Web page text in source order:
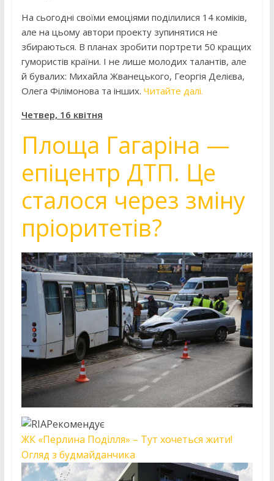
На сьогодні своїми емоціями поділилися 14 коміків,
але на цьому автори проекту зупинятися не
збираються. В планах зробити портрети 50 кращих
гумористів країни. І не лише молодих талантів, але
й бувалих: Михайла Жванецького, Георгія Делієва,
Олега Філімонова та інших. Читайте далі.
Четвер, 16 квітня
Площа Гагаріна —
епіцентр ДТП. Це
сталося через зміну
пріоритетів?
Рекомендує
ЖК «Перлина Поділля» – Тут хочеться жити!
Огляд з будмайданчика